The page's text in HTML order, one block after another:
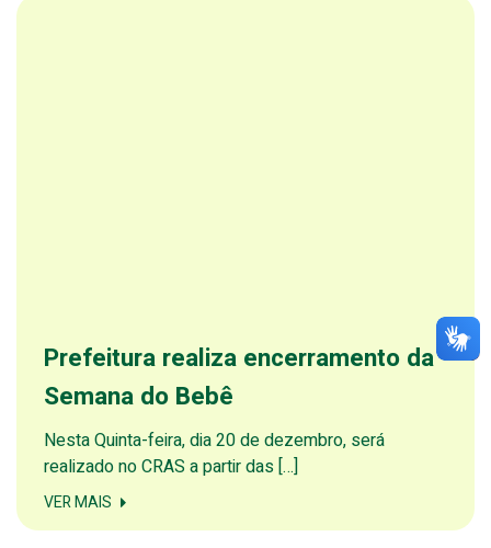
Prefeitura realiza encerramento da
Semana do Bebê
Nesta Quinta-feira, dia 20 de dezembro, será
realizado no CRAS a partir das […]
VER MAIS